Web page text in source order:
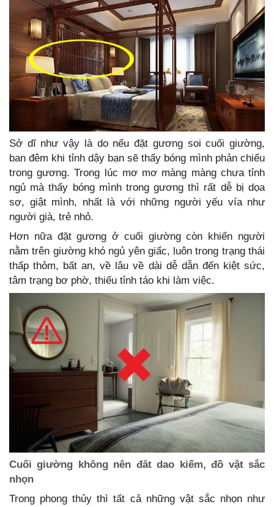
Sở dĩ như vậy là do nếu đặt gương soi cuối giường,
ban đêm khi tỉnh dậy bạn sẽ thấy bóng mình phản chiếu
trong gương. Trong lúc mơ mơ màng màng chưa tỉnh
ngủ mà thấy bóng mình trong gương thì rất dễ bị dọa
sợ, giật mình, nhất là với những người yếu vía như
người già, trẻ nhỏ.
Hơn nữa đặt gương ở cuối giường còn khiến người
nằm trên giường khó ngủ yên giấc, luôn trong trạng thái
thấp thỏm, bất an, về lâu về dài dễ dẫn đến kiệt sức,
tâm trạng bơ phờ, thiếu tỉnh táo khi làm việc.
Cuối giường không nên đăt dao kiếm, đồ vật sắc
nhọn
Trong phong thủy thì tất cả những vật sắc nhọn như